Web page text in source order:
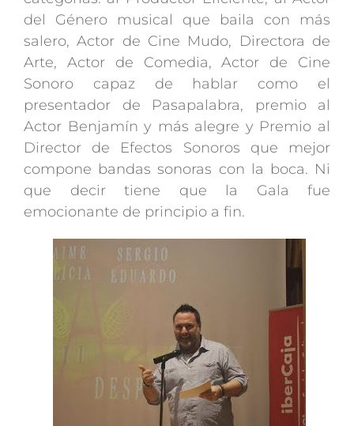
del Género musical que baila con más
salero, Actor de Cine Mudo, Directora de
Arte, Actor de Comedia, Actor de Cine
Sonoro capaz de hablar como el
presentador de Pasapalabra, premio al
Actor Benjamín y más alegre y Premio al
Director de Efectos Sonoros que mejor
compone bandas sonoras con la boca. Ni
que decir tiene que la Gala fue
emocionante de principio a fin.